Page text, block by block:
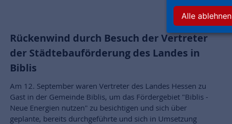
Rückenwind durch Besuch der Vertreter
der Städtebauförderung des Landes in
Biblis
Am 12. September waren Vertreter des Landes Hessen zu
Gast in der Gemeinde Biblis, um das Fördergebiet "Biblis -
Neue Energien nutzen" zu besichtigen und sich über
geplante, bereits durchgeführte und sich in Umsetzung
Alle ablehnen